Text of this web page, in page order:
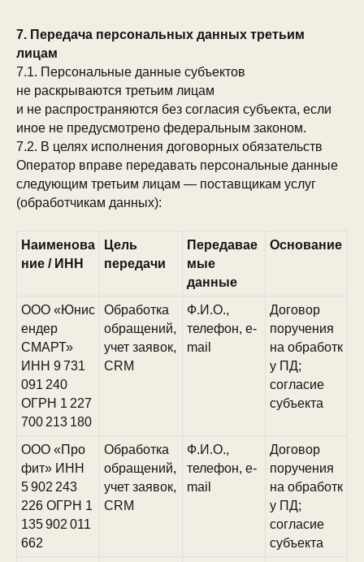
7. Передача персональных данных третьим
лицам
7.1. Персональные данные субъектов
не раскрываются третьим лицам
и не распространяются без согласия субъекта, если
иное не предусмотрено федеральным законом.
7.2. В целях исполнения договорных обязательств
Оператор вправе передавать персональные данные
следующим третьим лицам — поставщикам услуг
(обработчикам данных):
Наименова
ние / ИНН
Цель
передачи
Передавае
мые
данные
Основание
ООО «Юнис
ендер
СМАРТ»
ИНН 9 731
091 240
ОГРН 1 227
700 213 180
Обработка
обращений,
учет заявок,
CRM
Ф.И.О.,
телефон, e-
mail
Договор
поручения
на обработк
у ПД;
согласие
субъекта
ООО «Про
фит» ИНН
5 902 243
226 ОГРН 1
135 902 011
662
Обработка
обращений,
учет заявок,
CRM
Ф.И.О.,
телефон, e-
mail
Договор
поручения
на обработк
у ПД;
согласие
субъекта